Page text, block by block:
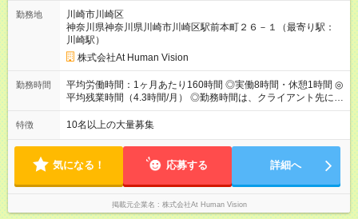
（固定残業代 24，000円） 賞与：年２回 （業績連動型） 昇
給：年２回（3月、9月) 試用期間：6ヶ月 ※上記額にはみなし残
業代（月15時間分）が含まれた 金額になります。超過分は追加
で全額支給。 【頑張りを給与・キャリアに還元します】 年に2
回⼈事評価があり等級が決まります。 等級に合わせた給与設定
のため、若い内からでも頑張り次第で給与アップが叶います。
⼀般職（20～31万円）→リーダー（⽉給26～36万円） →係⻑
～58万円） 【試用期間】試用期間あり 試用期間の長さ：6ヶ月
※ 雇用形態と給与に、本採用時と異なる部分があります。 雇用
形態：本採用時と同じです。 給与：月給 224,000円 ～ 330,000
円 上記額にはみなし残業代を含みます。※超過分は全額支給い
たします。 みなし残業代 24,000円 ～ 34,000円／月 みなし残業
時間 15時間／月
勤務地
川崎市川崎区
神奈川県神奈川県川崎市川崎区駅前本町２６－１（最寄り駅：
川崎駅）
株式会社At Human Vision
勤務時間
平均労働時間：1ヶ月あたり160時間 ◎実働8時間・休憩1時間 ◎
平均残業時間（4.3時間/月） ◎勤務時間は、クライアント先に
より異なります。 ※＜シフト例＞ 10:00～19:00／11:00～
20:00 平均労働時間：1ヶ月あたり160時間 ◎実働8時間・休憩1
先に より異なります。 ※＜シフト例＞ 10:00～19:00／11:00
～20:00
特徴 10名以上の大量募集
気になる！ 応募する 詳細へ
掲載元企業名 株式会社At Human Vision